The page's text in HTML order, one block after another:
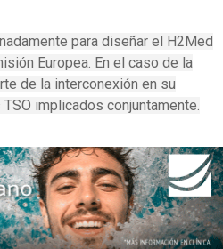
para diseñar el H2Med
Europea. En el caso de la
de la interconexión en su
implicados conjuntamente.